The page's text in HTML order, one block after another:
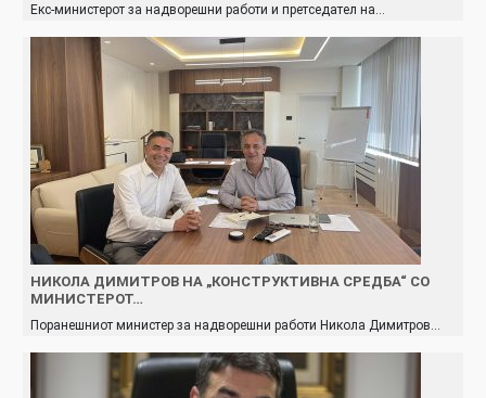
Екс-министерот за надворешни работи и претседател на…
НИКОЛА ДИМИТРОВ НА „КОНСТРУКТИВНА СРЕДБА“ СО
МИНИСТЕРОТ…
Поранешниот министер за надворешни работи Никола Димитров…